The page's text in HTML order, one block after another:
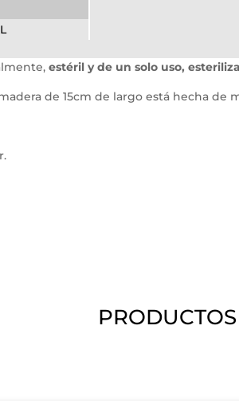
estéril y de un solo uso,
de 15cm de largo está hecha